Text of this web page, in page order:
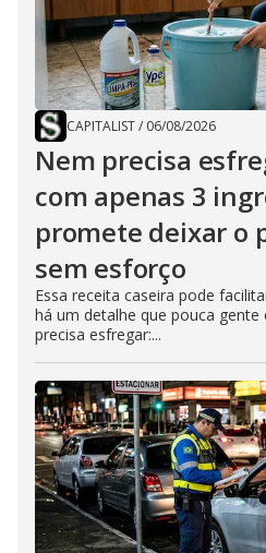
CAPITALIST/ 06/08/2026
Nem precisa
com apenas 3
promete deixar o
sem esforço
Essa receita caseira pode
há um detalhe que pouca
precisa esfregar:...